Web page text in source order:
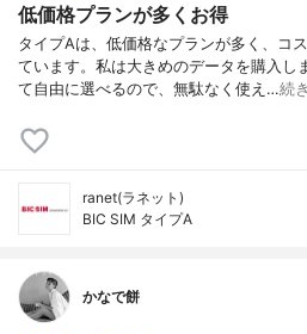
低価格プランが多くお得
タイプAは、低価格なプランが多く、コ
ています。私は大きめのデータを購入し
て自由に選べるので、無駄なく使え…続
ranet(ラネット)
BIC SIM タイプA
かなで餅